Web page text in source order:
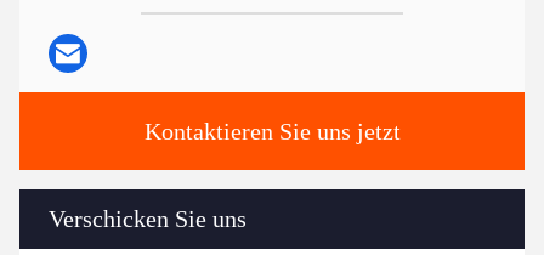
Kontaktieren Sie uns jetzt
Verschicken Sie uns